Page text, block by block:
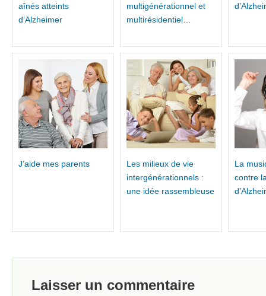
aînés atteints
d’Alzheimer
multigénérationnel et
multirésidentiel…
J’aide mes parents
Les milieux de vie
intergénérationnels :
une idée rassembleuse
La
contre
Laisser un commentaire